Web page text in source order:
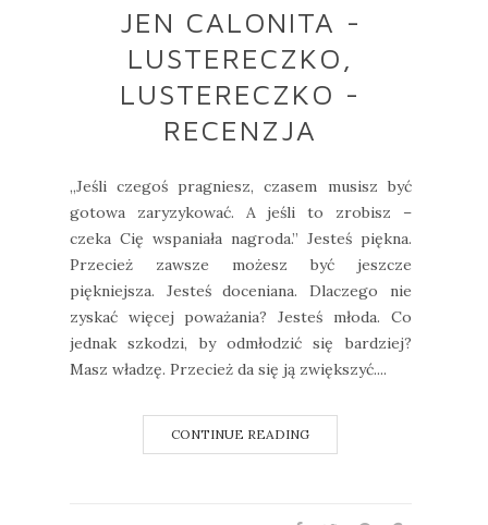
JEN CALONITA -
LUSTERECZKO,
LUSTERECZKO -
RECENZJA
„Jeśli czegoś pragniesz, czasem musisz być
gotowa zaryzykować. A jeśli to zrobisz –
czeka Cię wspaniała nagroda.” Jesteś piękna.
Przecież zawsze możesz być jeszcze
piękniejsza. Jesteś doceniana. Dlaczego nie
zyskać więcej poważania? Jesteś młoda. Co
jednak szkodzi, by odmłodzić się bardziej?
Masz władzę. Przecież da się ją zwiększyć....
CONTINUE READING